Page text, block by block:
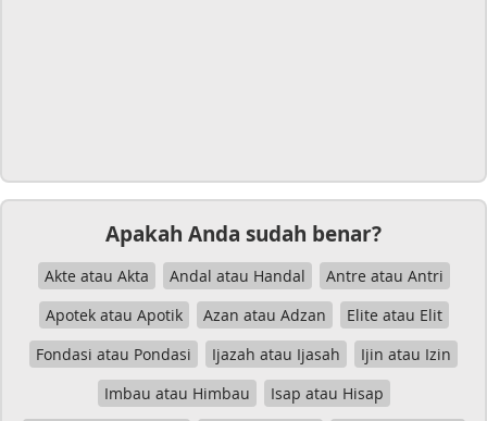
Apakah Anda sudah benar?
Akte atau Akta Andal atau Handal
Antre atau Antri
Apotek atau Apotik
Azan atau Adzan
Elite atau Elit
Fondasi atau Pondasi
Ijazah atau Ijasah
Ijin atau Izin
Imbau atau Himbau
Isap atau Hisap